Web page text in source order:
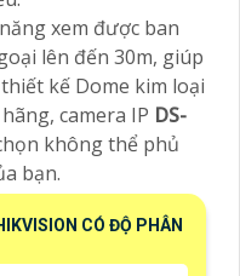
xem được ban
lên đến 30m, giúp
kế Dome kim loại
camera IP DS-
không thể phủ
bạn.
CÓ ĐỘ PHÂN